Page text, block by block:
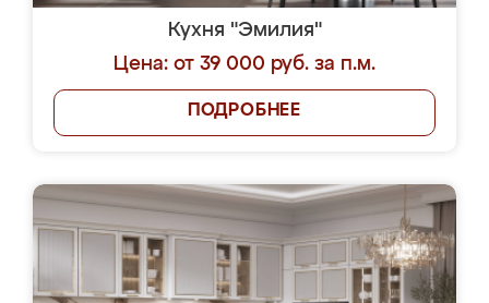
Кухня "Эмилия"
Цена: от 39 000 руб. за п.м.
ПОДРОБНЕЕ